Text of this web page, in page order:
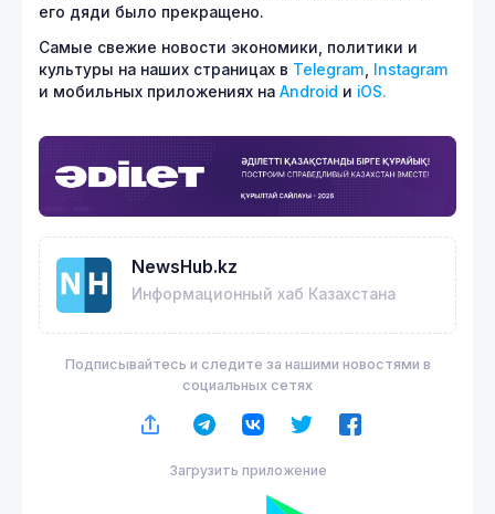
его дяди было прекращено.
Самые свежие новости экономики, политики и
культуры на наших страницах в Telegram
Instagram
и мобильных приложениях на Android и iOS.
NewsHub.kz
Информационный хаб Казахстана
Подписывайтесь и следите за нашими новостями в
социальных сетях
Загрузить приложение